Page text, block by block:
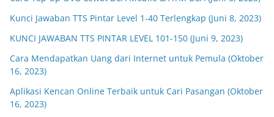
Kunci Jawaban TTS Pintar Level 1-40 Terlengkap (Juni 8, 2023)
KUNCI JAWABAN TTS PINTAR LEVEL 101-150 (Juni 9, 2023)
Cara Mendapatkan Uang dari Internet untuk Pemula (Oktober
16, 2023)
Aplikasi Kencan Online Terbaik untuk Cari Pasangan (Oktober
16, 2023)